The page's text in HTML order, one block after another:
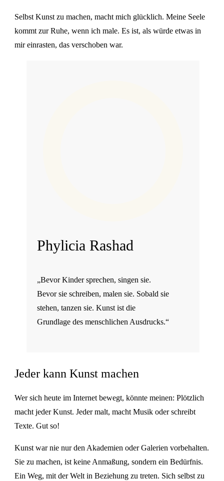
Selbst Kunst zu machen, macht mich glücklich. Meine Seele
kommt zur Ruhe, wenn ich male. Es ist, als würde etwas in
mir einrasten, das verschoben war.
Phylicia Rashad
„Bevor Kinder sprechen, singen sie.
Bevor sie schreiben, malen sie. Sobald sie
stehen, tanzen sie. Kunst ist die
Grundlage des menschlichen Ausdrucks.“
Jeder kann Kunst machen
Wer sich heute im Internet bewegt, könnte meinen: Plötzlich
macht jeder Kunst. Jeder malt, macht Musik oder schreibt
Texte. Gut so!
Kunst war nie nur den Akademien oder Galerien vorbehalten.
Sie zu machen, ist keine Anmaßung, sondern ein Bedürfnis.
Ein Weg, mit der Welt in Beziehung zu treten. Sich selbst zu